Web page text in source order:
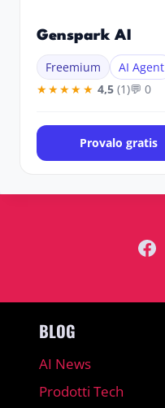
Genspark AI
Freemium AI Agent
★★★★★ 4,5(1)💬 0
Provalo gratis
BLOG
AI News
Prodotti Tech